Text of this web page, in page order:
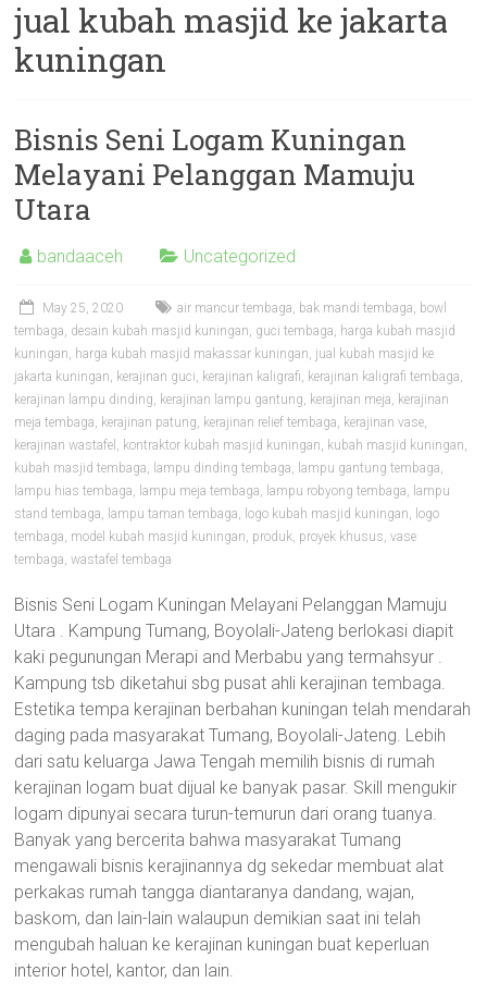
jual kubah masjid ke jakarta
kuningan
Bisnis Seni Logam Kuningan
Melayani Pelanggan Mamuju
Utara
bandaaceh Uncategorized
May 25, 2020 air mancur tembaga, bak mandi tembaga, bowl
tembaga, desain kubah masjid kuningan, guci tembaga, harga kubah masjid
kuningan, harga kubah masjid makassar kuningan, jual kubah masjid ke
jakarta kuningan, kerajinan guci, kerajinan kaligrafi, kerajinan kaligrafi tembaga,
kerajinan lampu dinding, kerajinan lampu gantung, kerajinan meja, kerajinan
meja tembaga, kerajinan patung, kerajinan relief tembaga, kerajinan vase,
kerajinan wastafel , kontraktor kubah masjid kuningan, kubah masjid kuningan,
kubah masjid tembaga, lampu dinding tembaga, lampu gantung tembaga,
lampu hias tembaga, lampu meja tembaga, lampu robyong tembaga, lampu
stand tembaga, lampu taman tembaga, logo kubah masjid kuningan, logo
tembaga, model kubah masjid kuningan, produk, proyek khusus,vase
tembaga,wastafel tembaga
Bisnis Seni Logam Kuningan Melayani Pelanggan Mamuju
Utara . Kampung Tumang, Boyolali-Jateng berlokasi diapit
kaki pegunungan Merapi and Merbabu yang termahsyur .
Kampung tsb diketahui sbg pusat ahli kerajinan tembaga.
Estetika tempa kerajinan berbahan kuningan telah mendarah
daging pada masyarakat Tumang, Boyolali-Jateng. Lebih
dari satu keluarga Jawa Tengah memilih bisnis di rumah
kerajinan logam buat dijual ke banyak pasar. Skill mengukir
logam dipunyai secara turun-temurun dari orang tuanya.
Banyak yang bercerita bahwa masyarakat Tumang
mengawali bisnis kerajinannya dg sekedar membuat alat
perkakas rumah tangga diantaranya dandang, wajan,
baskom, dan lain-lain walaupun demikian saat ini telah
mengubah haluan ke kerajinan kuningan buat keperluan
interior hotel, kantor, dan lain.